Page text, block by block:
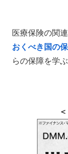
医療保険の関
おくべき国の
らの保障を学